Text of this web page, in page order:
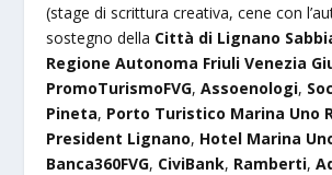
(stage di scrittura creativa, cene con
sostegno della Città di Lignano
Regione Autonoma Friuli Venezia
PromoTurismoFVG,Assoenologi,
Pineta, Porto Turistico Marina Uno
President Lignano, Hotel Marina
Banca360FVG, CiviBank, Ramberti,